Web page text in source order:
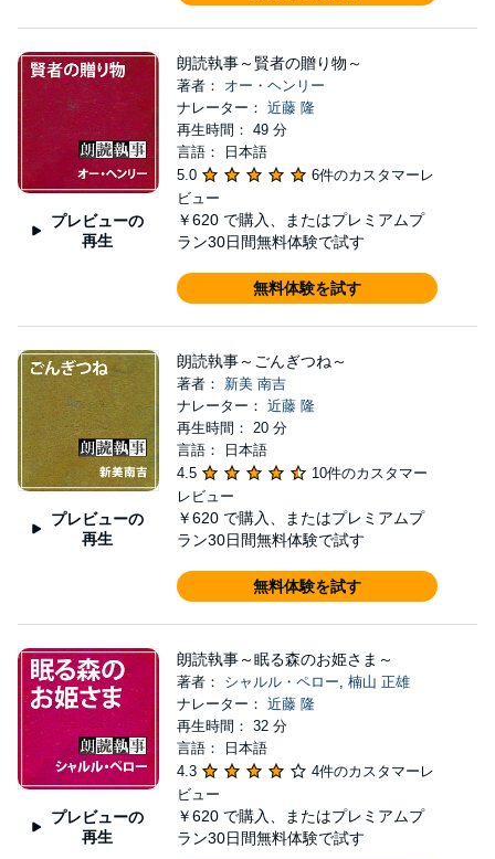
プレビューの
再生
朗読執事～賢者の贈り物～
著者： オー・ヘンリー
ナレーター： 近藤 隆
再生時間： 49 分
言語： 日本語
5.0
6件のカスタマーレ
ビュー
￥620 で購入、またはプレミアムプ
ラン30日間無料体験で試す
無料体験を試す
プレビューの
再生
朗読執事～ごんぎつね～
著者： 新美 南吉
ナレーター： 近藤 隆
再生時間： 20 分
言語： 日本語
4.5
10件のカスタマー
レビュー
￥620 で購入、またはプレミアムプ
ラン30日間無料体験で試す
無料体験を試す
プレビューの
再生
朗読執事～眠る森のお姫さま～
著者： シャルル・ペロー, 楠山 正雄
ナレーター： 近藤 隆
再生時間： 32 分
言語： 日本語
4.3
4件のカスタマーレ
ビュー
￥620 で購入、またはプレミアムプ
ラン30日間無料体験で試す